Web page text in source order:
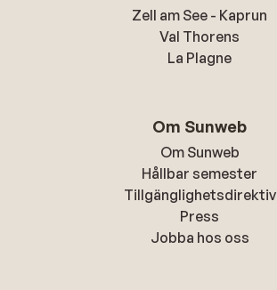
Zell am See - Kaprun
Val Thorens
La Plagne
Om Sunweb
Om Sunweb
Hållbar semester
Tillgänglighetsdirektiv
Press
Jobba hos oss